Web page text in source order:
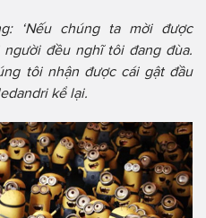
‘Nếu chúng ta mời được
người đều nghĩ tôi đang đùa.
tôi nhận được cái gật đầu
kể lại.